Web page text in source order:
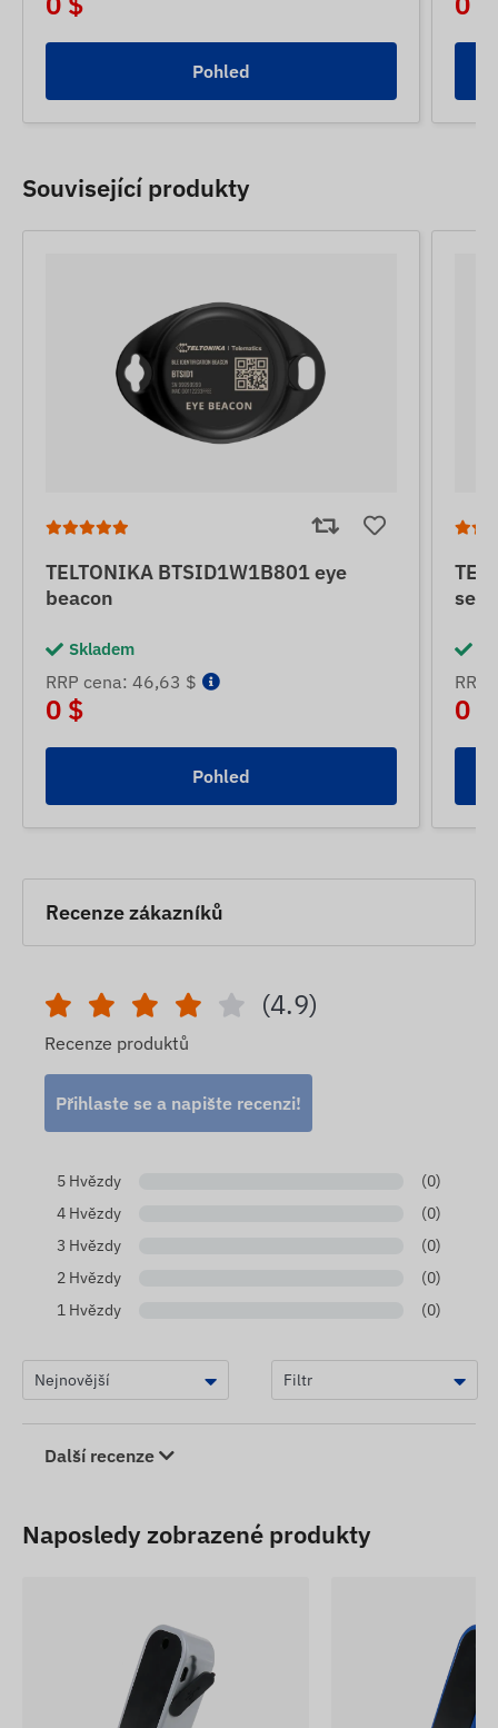
Pohled
Související produkty
TELTONIKA BTSID1W1B801 eye
beacon
Skladem
RRP cena: 46,63 $
0 $
Pohled
RRP
0 $
Recenze zákazníků
(4.9)
Recenze produktů
Přihlaste se a napište recenzi!
5 Hvězdy
(0)
4 Hvězdy
(0)
3 Hvězdy
(0)
2 Hvězdy
(0)
1 Hvězdy
(0)
Další recenze
Naposledy zobrazené produkty